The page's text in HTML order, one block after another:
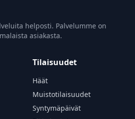
helposti. Palvelumme on
asiakasta.
Tilaisuudet
Häät
Muistotilaisuudet
Syntymäpäivät